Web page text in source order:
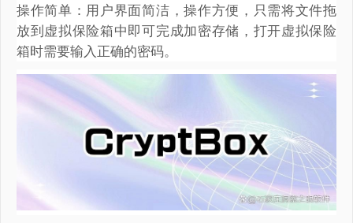
操作简单：用户界面简洁，操作方便，只需将文件拖
放到虚拟保险箱中即可完成加密存储，打开虚拟保险
箱时需要输入正确的密码。